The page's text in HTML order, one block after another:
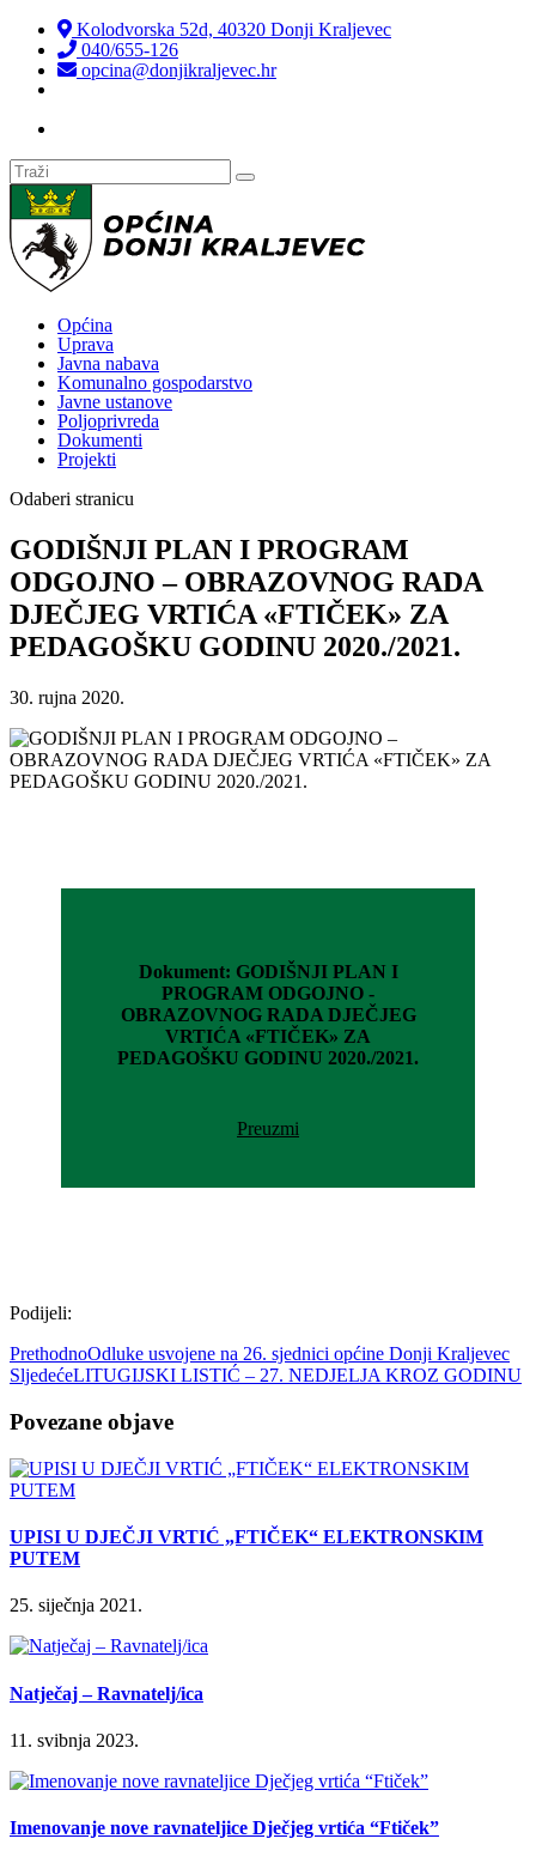
Kolodvorska 52d, 40320 Donji Kraljevec
040/655-126
opcina@donjikraljevec.hr
Općina
Uprava
Javna nabava
Komunalno gospodarstvo
Javne ustanove
Poljoprivreda
Dokumenti
Projekti
Odaberi stranicu
GODIŠNJI PLAN I PROGRAM
ODGOJNO – OBRAZOVNOG RADA
DJEČJEG VRTIĆA «FTIČEK» ZA
PEDAGOŠKU GODINU 2020./2021.
30. rujna 2020.
Dokument: GODIŠNJI PLAN I
PROGRAM ODGOJNO -
OBRAZOVNOG RADA DJEČJEG
VRTIĆA «FTIČEK» ZA
PEDAGOŠKU GODINU 2020./2021.
Preuzmi
Podijeli:
PrethodnoOdluke usvojene na 26. sjednici općine Donji Kraljevec
SljedećeLITUGIJSKI LISTIĆ – 27. NEDJELJA KROZ GODINU
Povezane objave
UPISI U DJEČJI VRTIĆ „FTIČEK“ ELEKTRONSKIM
PUTEM
25. siječnja 2021.
Natječaj – Ravnatelj/ica
11. svibnja 2023.
Imenovanje nove ravnateljice Dječjeg vrtića “Ftiček”